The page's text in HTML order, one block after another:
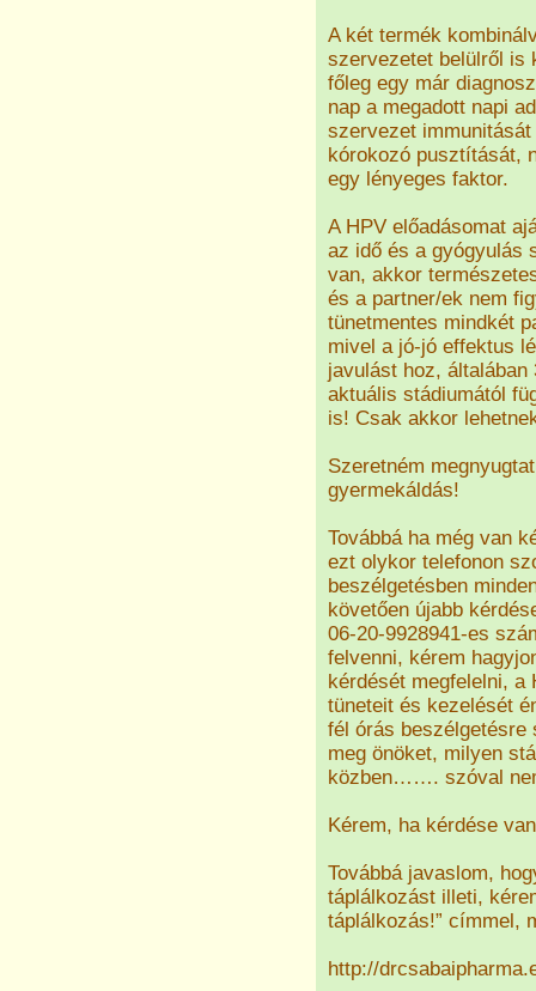
A két termék
szervezetet belülről is
főleg egy már
nap a megadott napi
szervezet
kórokozó pusztítását,
egy lényeges faktor.
A HPV előadásomat
az idő és a gyógyulás
van, akkor
és a partner/ek nem
tünetmentes mindkét
mivel a jó-jó effektus
javulást hoz,
aktuális stádiumától
is! Csak akkor
Szeretném
gyermekáldás!
Továbbá ha még van
ezt olykor telefonon
beszélgetésben
követően újabb
06-20-9928941-es
felvenni, kérem
kérdését megfelelni, a
tüneteit és kezelését
fél órás beszélgetésre
meg önöket, milyen
közben……. szóval
Kérem, ha kérdése
Továbbá javaslom,
táplálkozást illeti,
táplálkozás!” címmel,
http://